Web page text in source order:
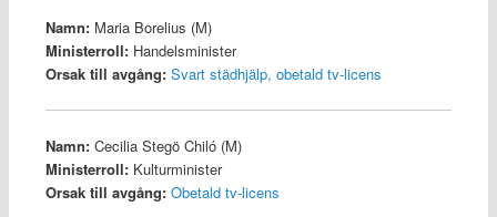
Namn:Maria Borelius (M)
Ministerroll:Handelsminister
Orsak till avgång: Svart städhjälp, obetald tv-licens
Namn:Cecilia Stegö Chiló (M)
Ministerroll:Kulturminister
Orsak till avgång: Obetald tv-licens